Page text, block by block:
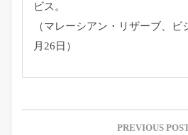
ビス。
（マレーシアン・リザーブ、
月26日）
投
PREVIOUS